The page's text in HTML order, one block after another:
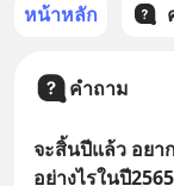
หน้าหลัก
คำถาม
จะสิ้นปีแล้ว อยา
อย่างไรในปี